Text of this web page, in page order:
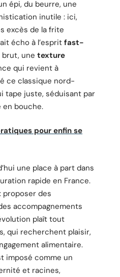
épi, du beurre, une
inutile : ici,
excès de la frite
écho à l’esprit fast-
brut, une texture
qui revient à
ce classique nord-
tape juste, séduisant par
bouche.
pour enfin se
une place à part dans
rapide en France.
proposer des
accompagnements
plaît tout
qui recherchent plaisir,
alimentaire.
imposé comme un
et racines,